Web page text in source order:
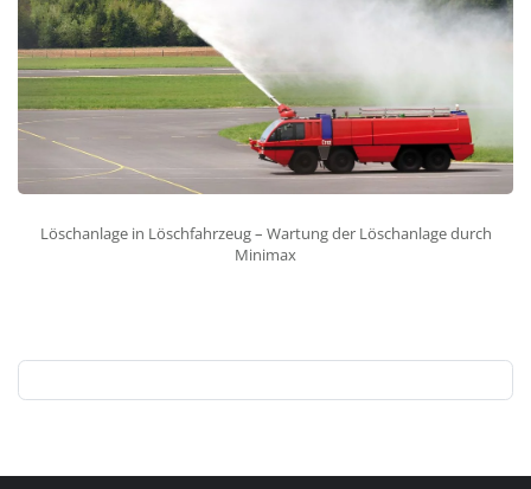
Löschanlage in Löschfahrzeug – Wartung der Löschanlage durch
Minimax